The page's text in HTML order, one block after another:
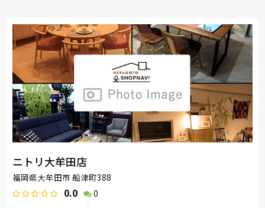
ニトリ大牟田店
福岡県大牟田市 船津町388
0.0 0